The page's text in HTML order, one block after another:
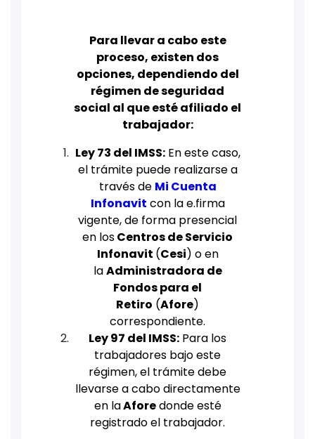
Para llevar a cabo este
proceso, existen dos
opciones, dependiendo del
régimen de seguridad
social al que esté afiliado el
trabajador:
Ley 73 del IMSS:En este caso,
el trámite puede realizarse a
través de Mi Cuenta
Infonavit con la e.firma
vigente, de forma presencial
en losCentros de Servicio
Infonavit (Cesi) o en
laAdministradora de
Fondos para el
Retiro (Afore)
correspondiente.
Ley 97 del IMSS: Para los
trabajadores bajo este
régimen, el trámite debe
llevarse a cabo directamente
en laAforedonde esté
registrado el trabajador.